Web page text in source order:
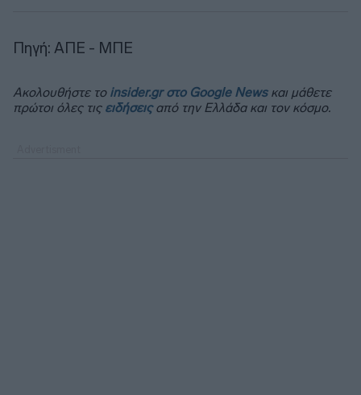
Πηγή: ΑΠΕ - ΜΠΕ
Ακολουθήστε το insider.gr στο Google Newsκαι μάθετε
πρώτοι όλες τις ειδήσειςαπό την Ελλάδα και τον κόσμο.